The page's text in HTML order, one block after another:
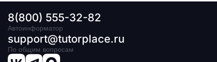
8(800) 555-32-82
Автоинформатор
support@tutorplace.ru
По общим вопросам